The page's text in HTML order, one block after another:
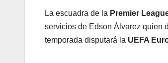
La escuadra de la Premier
servicios de Edson Álvarez quien
temporada disputará la UEFA